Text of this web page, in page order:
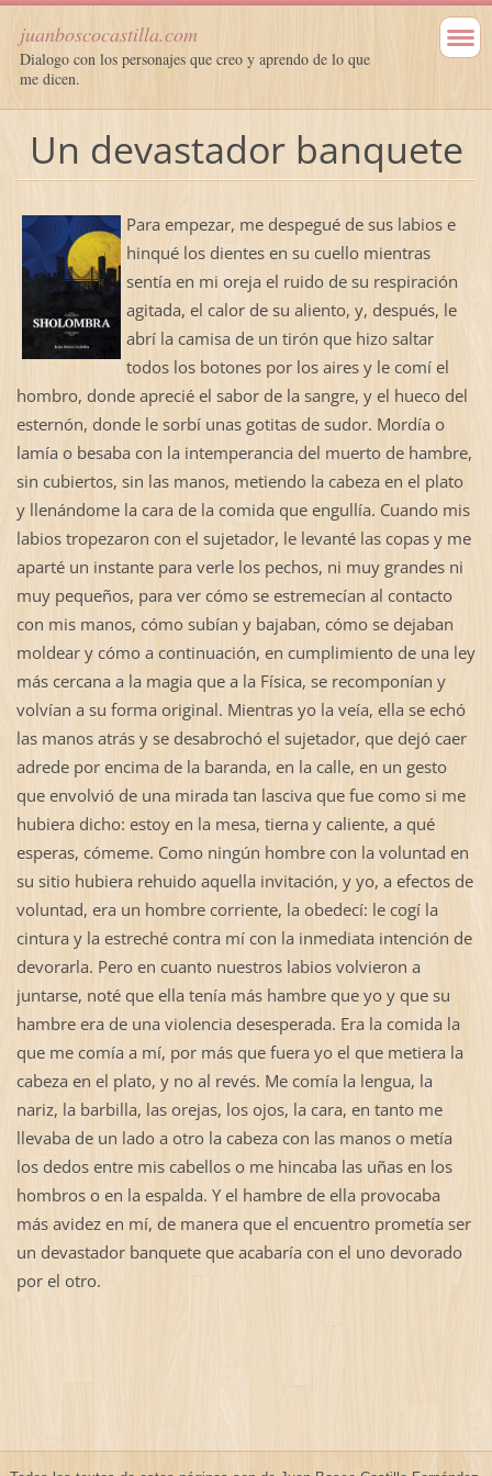
juanboscocastilla.com
Dialogo con los personajes que creo y aprendo de lo que
me dicen.
Un devastador banquete
Para empezar, me despegué de sus labios e
hinqué los dientes en su cuello mientras
sentía en mi oreja el ruido de su respiración
agitada, el calor de su aliento, y, después, le
abrí la camisa de un tirón que hizo saltar
todos los botones por los aires y le comí el
hombro, donde aprecié el sabor de la sangre, y el hueco del
esternón, donde le sorbí unas gotitas de sudor. Mordía o
lamía o besaba con la intemperancia del muerto de hambre,
sin cubiertos, sin las manos, metiendo la cabeza en el plato
y llenándome la cara de la comida que engullía. Cuando mis
labios tropezaron con el sujetador, le levanté las copas y me
aparté un instante para verle los pechos, ni muy grandes ni
muy pequeños, para ver cómo se estremecían al contacto
con mis manos, cómo subían y bajaban, cómo se dejaban
moldear y cómo a continuación, en cumplimiento de una ley
más cercana a la magia que a la Física, se recomponían y
volvían a su forma original. Mientras yo la veía, ella se echó
las manos atrás y se desabrochó el sujetador, que dejó caer
adrede por encima de la baranda, en la calle, en un gesto
que envolvió de una mirada tan lasciva que fue como si me
hubiera dicho: estoy en la mesa, tierna y caliente, a qué
esperas, cómeme. Como ningún hombre con la voluntad en
su sitio hubiera rehuido aquella invitación, y yo, a efectos de
voluntad, era un hombre corriente, la obedecí: le cogí la
cintura y la estreché contra mí con la inmediata intención de
devorarla. Pero en cuanto nuestros labios volvieron a
juntarse, noté que ella tenía más hambre que yo y que su
hambre era de una violencia desesperada. Era la comida la
que me comía a mí, por más que fuera yo el que metiera la
cabeza en el plato, y no al revés. Me comía la lengua, la
nariz, la barbilla, las orejas, los ojos, la cara, en tanto me
llevaba de un lado a otro la cabeza con las manos o metía
los dedos entre mis cabellos o me hincaba las uñas en los
hombros o en la espalda. Y el hambre de ella provocaba
más avidez en mí, de manera que el encuentro prometía ser
un devastador banquete que acabaría con el uno devorado
por el otro.